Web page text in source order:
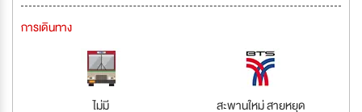
การเดินทาง
ไม่มี สะพานใหม่ สายหยุด